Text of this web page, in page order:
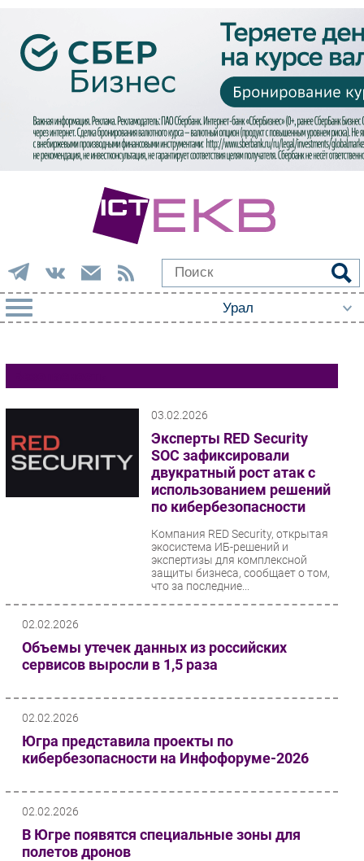
Импорто­замещение
Автоматизация Промышленности
Мобильная связь
Фиксированная связь
Интеграция
Кадры
Безопасность
CIO/Управление ИТ
Гаджеты
Здоровье
03.02.2026
Эксперты RED Security
SOC зафиксировали
двукратный рост атак с
использованием решений
по кибербезопасности
Компания RED Security, открытая
экосистема ИБ-решений и
экспертизы для комплексной
защиты бизнеса, сообщает о том,
что за последние...
02.02.2026
Объемы утечек данных из российских
сервисов выросли в 1,5 раза
02.02.2026
Югра представила проекты по
кибербезопасности на Инфофоруме-2026
02.02.2026
В Югре появятся специальные зоны для
полетов дронов